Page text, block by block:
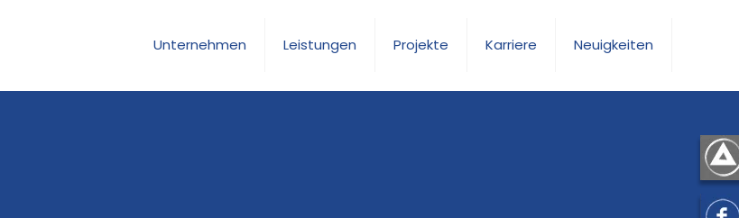
Unternehmen Leistungen Projekte Karriere Neuigkeiten